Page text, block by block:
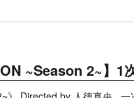
~Season 2~】1